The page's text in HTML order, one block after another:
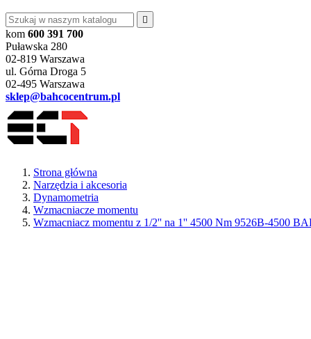

kom 600 391 700
Puławska 280
02-819 Warszawa
ul. Górna Droga 5
02-495 Warszawa
sklep@bahcocentrum.pl
Strona główna
Narzędzia i akcesoria
Dynamometria
Wzmacniacze momentu
Wzmacniacz momentu z 1/2'' na 1'' 4500 Nm 9526B-4500